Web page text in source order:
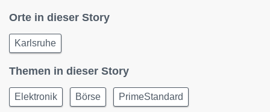
Orte in dieser Story
Karlsruhe
Themen in dieser Story
Elektronik Börse PrimeStandard